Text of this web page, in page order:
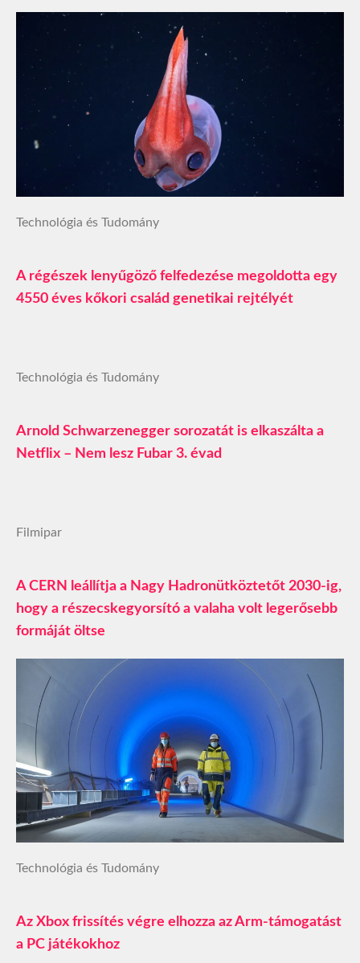
Technológia és Tudomány
A régészek lenyűgöző felfedezése megoldotta egy
4550 éves kőkori család genetikai rejtélyét
Technológia és Tudomány
Arnold Schwarzenegger sorozatát is elkaszálta a
Netflix – Nem lesz Fubar 3. évad
Filmipar
A CERN leállítja a Nagy Hadronütköztetőt 2030-ig,
hogy a részecskegyorsító a valaha volt legerősebb
formáját öltse
Technológia és Tudomány
Az Xbox frissítés végre elhozza az Arm-támogatást
a PC játékokhoz